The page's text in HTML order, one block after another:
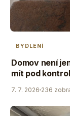
BYDLENÍ
Domov není
mít pod
7. 7. 2026 236